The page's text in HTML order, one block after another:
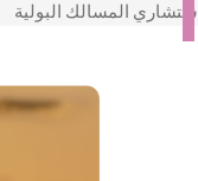
استشاري المسالك البولية